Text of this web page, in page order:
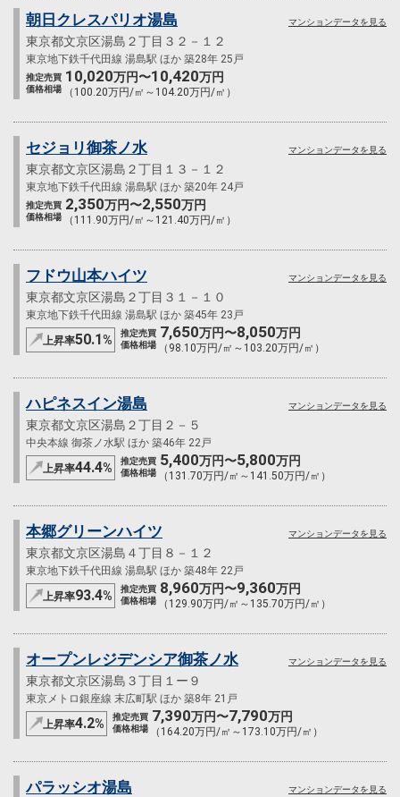
朝日クレスパリオ湯島
東京都文京区湯島２丁目３２－１２
東京地下鉄千代田線 湯島駅 ほか 築28年 25戸
推定売買
価格相場
10,020万円〜10,420万円
（100.20万円/㎡～104.20万円/㎡）
マンションデータを見る
セジョリ御茶ノ水
東京都文京区湯島２丁目１３－１２
東京地下鉄千代田線 湯島駅 ほか 築20年 24戸
推定売買
価格相場
2,350万円〜2,550万円
（111.90万円/㎡～121.40万円/㎡）
マンションデータを見る
フドウ山本ハイツ
東京都文京区湯島２丁目３１－１０
東京地下鉄千代田線 湯島駅 ほか 築45年 23戸
上昇率50.1%
推定売買
価格相場
7,650万円〜8,050万円
（98.10万円/㎡～103.20万円/㎡）
マンションデータを見る
ハピネスイン湯島
東京都文京区湯島２丁目２－５
中央本線 御茶ノ水駅 ほか 築46年 22戸
上昇率44.4%
推定売買
価格相場
5,400万円〜5,800万円
（131.70万円/㎡～141.50万円/㎡）
マンションデータを見る
本郷グリーンハイツ
東京都文京区湯島４丁目８－１２
東京地下鉄千代田線 湯島駅 ほか 築48年 22戸
上昇率93.4%
推定売買
価格相場
8,960万円〜9,360万円
（129.90万円/㎡～135.70万円/㎡）
マンションデータを見る
オープンレジデンシア御茶ノ水
東京都文京区湯島３丁目１ー９
東京メトロ銀座線 末広町駅 ほか 築8年 21戸
上昇率4.2%
推定売買
価格相場
7,390万円〜7,790万円
（164.20万円/㎡～173.10万円/㎡）
マンションデータを見る
パラッシオ湯島 マンションデータを見る